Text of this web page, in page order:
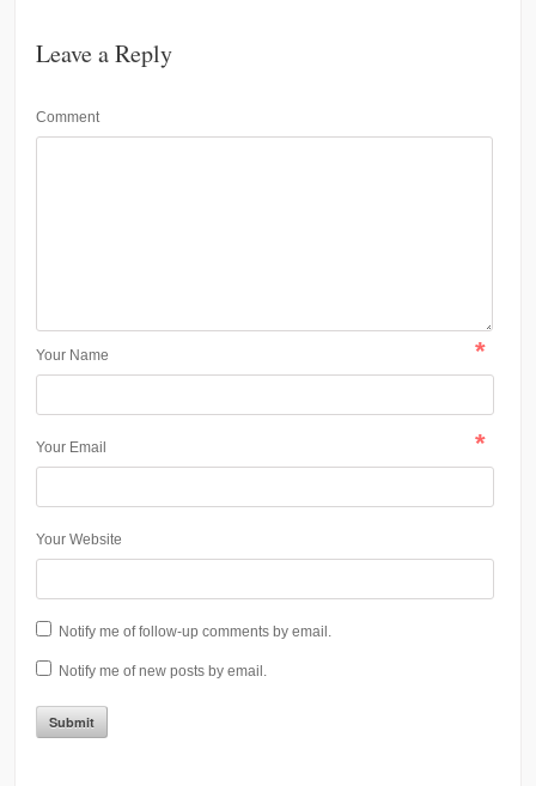
Leave a Reply
Comment
Your Name *
Your Email *
Your Website
Notify me of follow-up comments by email.
Notify me of new posts by email.